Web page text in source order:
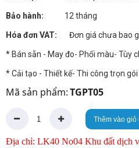
Bảo hành: 12 tháng
Hóa đơn VAT: Đơn giá chưa bao
* Bán sẵn - May đo- Phối màu- Tùy
* Cải tạo - Thiết kế- Thi công trọn
Mã sản phẩm:TGPT05
Thêm vào giỏ
Địa chỉ: LK40 No04 Khu đất dịch